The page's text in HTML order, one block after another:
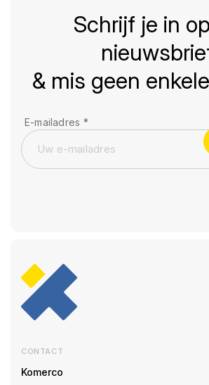
Schrijf je in
& mis geen
E-mailadres *
CONTACT
Komerco